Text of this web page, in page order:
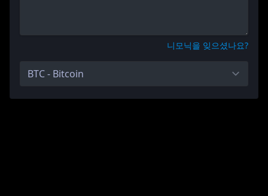
니모닉을 잊으셨나요?